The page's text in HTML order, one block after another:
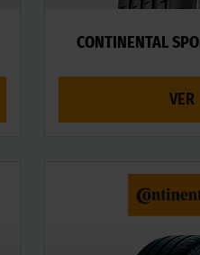
CONTINENTAL
VER